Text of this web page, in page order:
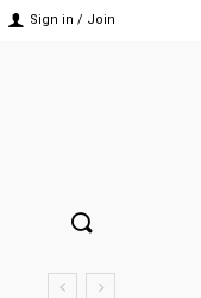
Sign in / Join